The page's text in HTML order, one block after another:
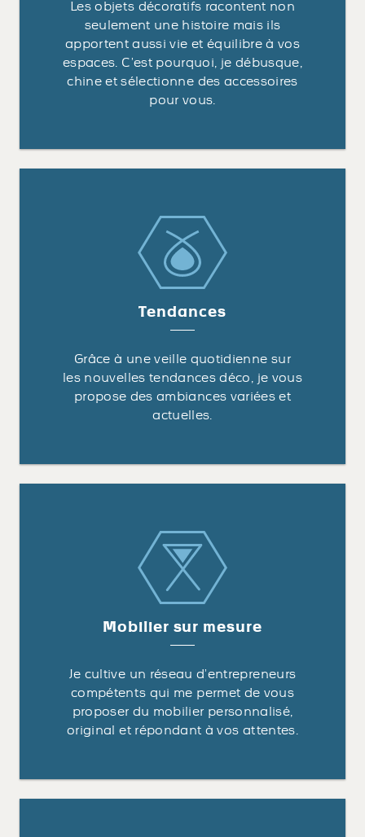
Les objets décoratifs racontent non
seulement une histoire mais ils
apportent aussi vie et équilibre à vos
espaces. C’est pourquoi, je débusque,
chine et sélectionne des accessoires
pour vous.
Tendances
Grâce à une veille quotidienne sur
les nouvelles tendances déco, je vous
propose des ambiances variées et
actuelles.
Mobilier sur mesure
Je cultive un réseau d’entrepreneurs
compétents qui me permet de vous
proposer du mobilier personnalisé,
original et répondant à vos attentes.